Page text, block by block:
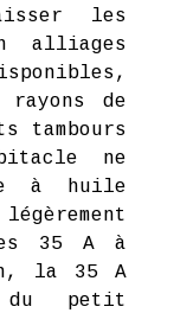
les
alliages
rayons de
tambours
ne
à huile
35 A à
la 35 A
du petit